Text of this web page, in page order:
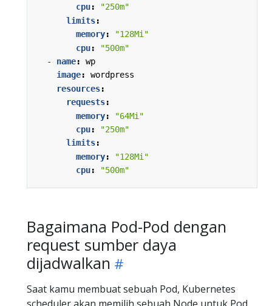
cpu:
"250m"
limits:
memory:
"128Mi"
cpu:
"500m"
- name:
wp
image:
wordpress
resources:
requests:
memory:
"64Mi"
cpu:
"250m"
limits:
memory:
"128Mi"
cpu: "500m"
Bagaimana Pod-Pod dengan
request sumber daya
dijadwalkan
Saat kamu membuat sebuah Pod, Kubernetes
scheduler akan memilih sebuah Node untuk Pod